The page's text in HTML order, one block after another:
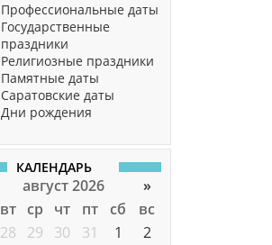
Профессиональные даты
Государственные
праздники
Религиозные праздники
Памятные даты
Саратовские даты
Дни рождения
КАЛЕНДАРЬ
август 2026
»
вт ср чт пт сб
вс
28 29 30 31 1
2